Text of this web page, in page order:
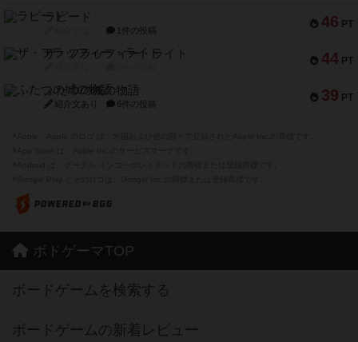
46 PT
ラピード
1件の投稿
44 PT
ザ・フラッフィー・ライト
39 PT
ふたつの城の物語
紹介文あり 6件の投稿
ボドゲーマTOP
ボードゲームを検索する
ボードゲームの新着レビュー